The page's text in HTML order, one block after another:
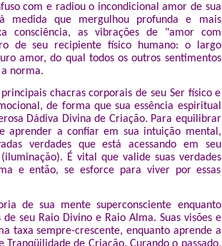
com e radiou o incondicional amor de sua
medida que mergulhou profunda e mais
consciência, as vibrações de "amor com
de seu recipiente físico humano: o largo
amor, do qual todos os outros sentimentos
norma.
chacras corporais de seu Ser físico e
de forma que sua essência espiritual
Dádiva Divina de Criação. Para equilibrar
aprender a confiar em sua intuição mental,
verdades que está acessando em seu
É vital que valide suas verdades
e então, se esforce para viver por essas
de sua mente superconsciente enquanto
seu Raio Divino e Raio Alma. Suas visões e
taxa sempre-crescente, enquanto aprende a